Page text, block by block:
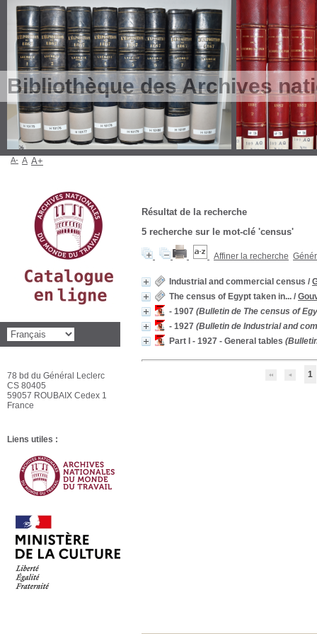
Bibliothèque des Archives
Résultat de la recherche
5 recherche sur le mot-clé 'census'
Affiner la recherche
Industrial and commercial census /
The census of Egypt taken in... /
- 1907 (Bulletin de The census of
- 1927 (Bulletin de Industrial and
Part I - 1927 - General tables
1
A- A A+
78 bd du Général Leclerc
CS 80405
59057 ROUBAIX Cedex 1
France
Liens utiles :